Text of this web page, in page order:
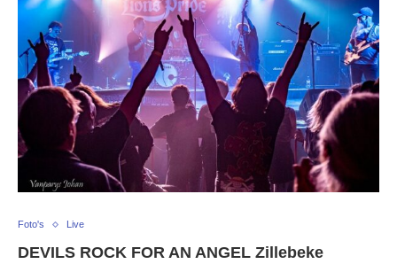
Foto's Live
DEVILS ROCK FOR AN ANGEL Zillebeke